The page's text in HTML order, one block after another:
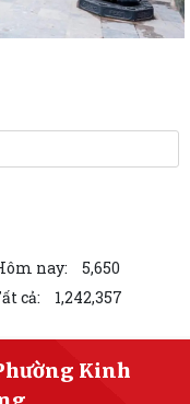
cường sự lãnh đạo của
100 NGÀY TẠO LẬP, CẬP
và UBND phường tuần 32
chi bộ, Tổ trưởng tổ dân
phường Kinh Môn hè năm
nay:
5,650
cả: 1,242,357
Kinh